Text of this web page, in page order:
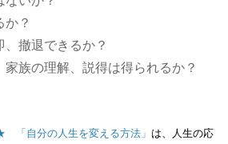
か？
、撤退できるか？
家族の理解、説得は得られるか？
「自分の人生を変える方法」 は、人生の応